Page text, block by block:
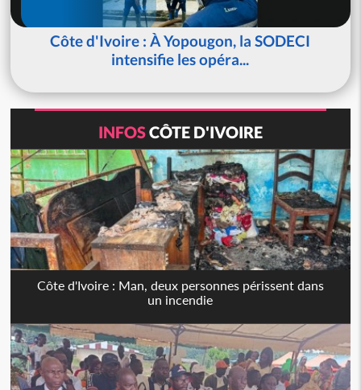
Côte d'Ivoire : À Yopougon, la SODECI
intensifie les opéra...
INFOSCÔTE D'IVOIRE
Côte d'Ivoire : Man, deux personnes périssent dans
un incendie